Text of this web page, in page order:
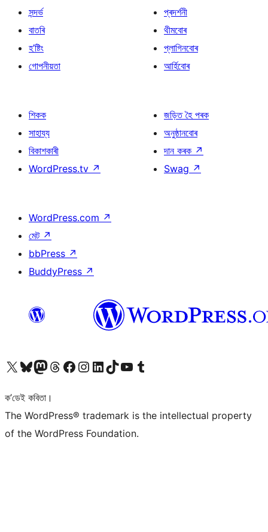
সন্দৰ্ভ
বাতৰি
হ’ষ্টিং
গোপনীয়তা
প্ৰদৰ্শনী
থীমবোৰ
প্লাগিনবোৰ
আৰ্হিবোৰ
শিকক
সাহায্য
বিকাশকাৰী
WordPress.tv ↗
জড়িত হৈ পৰক
অনুষ্ঠানবোৰ
দান কৰক ↗
Swag ↗
WordPress.com ↗
মেট ↗
bbPress ↗
BuddyPress ↗
আমাৰ X (আগৰ Twitter) একাউণ্টলৈ যাওকআমাৰ Bluesky একাউণ্টলৈ যাওকআমাৰ Mastodon একাউণ্টলৈ যাওকআমাৰ Threads একাউণ্টলৈ যাওকআমাৰ Facebook পৃষ্ঠালৈ যাওকআমাৰ Instagram একাউণ্টলৈ যাওকআমাৰ LinkedIn একাউণ্টলৈ যাওকআমাৰ TikTok একাউণ্টলৈ যাওকআমাৰ YouTube চেনেললৈ যাওকআমাৰ Tumblr একাউণ্টলৈ যাওক
ক’ডেই কবিতা।
The WordPress® trademark is the intellectual property
of the WordPress Foundation.